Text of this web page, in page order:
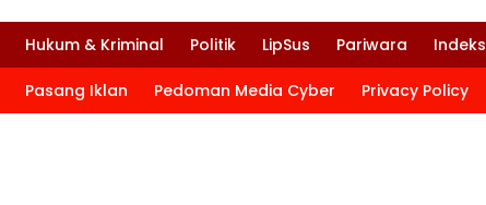
Hukum & Kriminal Politik LipSus Pariwara Indeks
Pasang Iklan Pedoman Media Cyber Privacy Policy